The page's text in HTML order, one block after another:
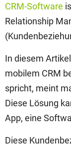
CRM-Software
Relationship
In diesem
mobilem CRM
spricht, meint
Diese Lösung
App, eine
Diese